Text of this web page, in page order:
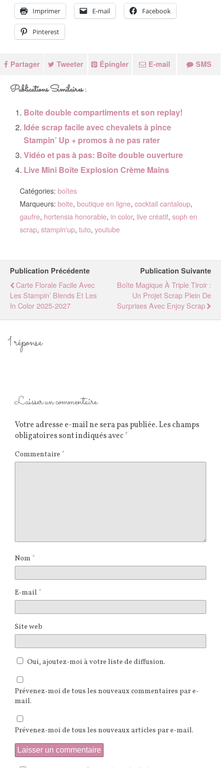
Imprimer E-mail Facebook
Pinterest
Partager Tweeter Épingler E-mail SMS
Publications Similaires :
Boite double compartiments et son replay!
Idée scrap facile avec chevalets à pince
Stampin’ Up + promos à ne pas rater
Vidéo et pas à pas: Boîte double ouverture
Live Mini Boîte Explosion Crème Mains
Catégories: boîtes
Marqueurs: boite, boutique en ligne, cocktail cantaloup,
gaufre, hortensia honorable, in color, live créatif, soph en
scrap, stampin'up, tuto, youtube
Publication Précédente
Carte Florale Facile Avec
Les Stampin’ Blends Et Les
In Color 2025-2027
Publication Suivante
Boîte Magique À Triple Tiroir :
Un Projet Scrap Plein De
Surprises Avec Enjoy Scrap
1 réponse
Laisser un commentaire
Votre adresse e-mail ne sera pas publiée.Les champs
obligatoires sont indiqués avec*
Commentaire *
Nom *
E-mail *
Site web
Oui, ajoutez-moi à votre liste de diffusion.
Prévenez-moi de tous les nouveaux commentaires par e-
mail.
Prévenez-moi de tous les nouveaux articles par e-mail.